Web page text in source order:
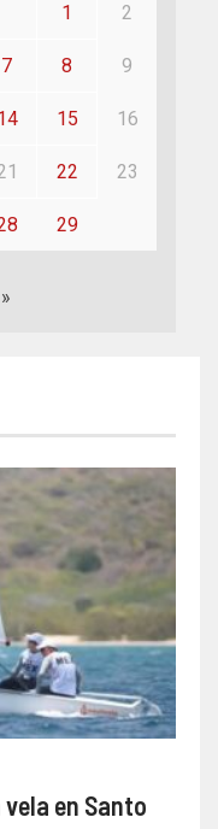
1 2
7 8 9
15 16
22 23
29
en Santo